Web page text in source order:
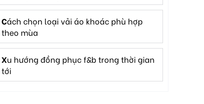
cách chọn loại vải áo khoác phù hợp
theo mùa
xu hướng đồng phục f&b trong thời gian
tới